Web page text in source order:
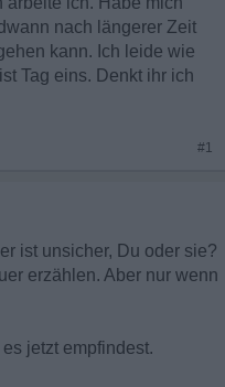
nach längerer Zeit
kann. Ich leide wie
Tag eins. Denkt ihr ich
#1
ist unsicher, Du oder sie?
erzählen. Aber nur wenn
jetzt empfindest.